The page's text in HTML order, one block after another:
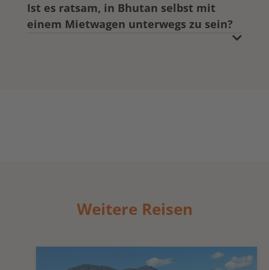
Ist es ratsam, in Bhutan selbst mit
einem Mietwagen unterwegs zu sein?
Weitere Reisen